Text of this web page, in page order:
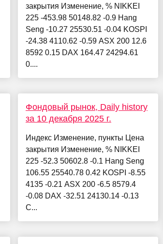
закрытия Изменение, % NIKKEI
225 -453.98 50148.82 -0.9 Hang
Seng -10.27 25530.51 -0.04 KOSPI
-24.38 4110.62 -0.59 ASX 200 12.6
8592 0.15 DAX 164.47 24294.61
0....
Фондовый рынок, Daily history
за 10 декабря 2025 г.
Индекс Изменение, пункты Цена
закрытия Изменение, % NIKKEI
225 -52.3 50602.8 -0.1 Hang Seng
106.55 25540.78 0.42 KOSPI -8.55
4135 -0.21 ASX 200 -6.5 8579.4
-0.08 DAX -32.51 24130.14 -0.13
C...